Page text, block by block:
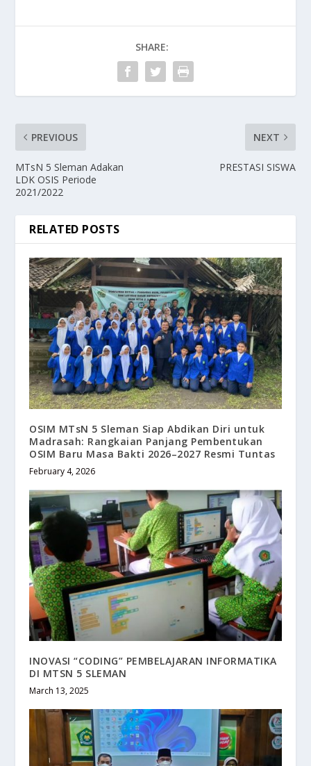
SHARE:
PREVIOUS
MTsN 5 Sleman Adakan
LDK OSIS Periode
2021/2022
NEXT
PRESTASI SISWA
RELATED POSTS
OSIM MTsN 5 Sleman Siap Abdikan Diri untuk
Madrasah: Rangkaian Panjang Pembentukan
OSIM Baru Masa Bakti 2026–2027 Resmi Tuntas
February 4, 2026
INOVASI “CODING” PEMBELAJARAN INFORMATIKA
DI MTSN 5 SLEMAN
March 13, 2025